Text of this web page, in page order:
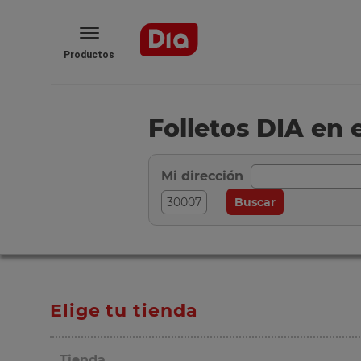
Productos
Folletos DIA en
Mi dirección
Elige tu tienda